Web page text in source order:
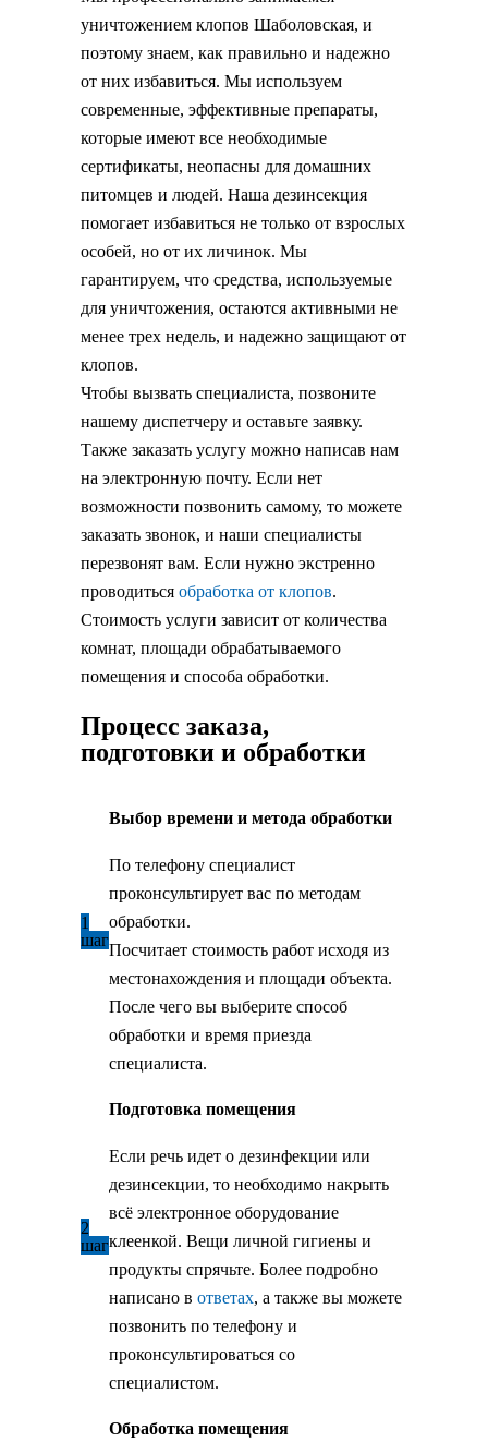
уничтожением клопов Шаболовская, и
поэтому знаем, как правильно и надежно
от них избавиться. Мы используем
современные, эффективные препараты,
которые имеют все необходимые
сертификаты, неопасны для домашних
питомцев и людей. Наша дезинсекция
помогает избавиться не только от взрослых
особей, но от их личинок. Мы
гарантируем, что средства, используемые
для уничтожения, остаются активными не
менее трех недель, и надежно защищают от
клопов.
Чтобы вызвать специалиста, позвоните
нашему диспетчеру и оставьте заявку.
Также заказать услугу можно написав нам
на электронную почту. Если нет
возможности позвонить самому, то можете
заказать звонок, и наши специалисты
перезвонят вам. Если нужно экстренно
проводиться обработка от клопов.
Стоимость услуги зависит от количества
комнат, площади обрабатываемого
помещения и способа обработки.
Процесс заказа,
подготовки и обработки
1
шаг
Выбор времени и метода обработки
По телефону специалист
проконсультирует вас по методам
обработки.
Посчитает стоимость работ исходя из
местонахождения и площади объекта.
После чего вы выберите способ
обработки и время приезда
специалиста.
2
шаг
Подготовка помещения
Если речь идет о дезинфекции или
дезинсекции, то необходимо накрыть
всё электронное оборудование
клеенкой. Вещи личной гигиены и
продукты спрячьте. Более подробно
написано в ответах, а также вы можете
позвонить по телефону и
проконсультироваться со
специалистом.
Обработка помещения